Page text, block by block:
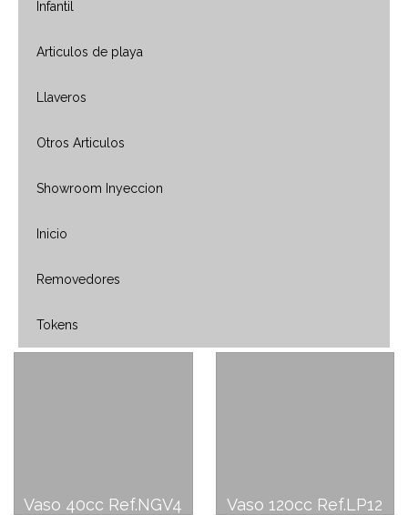
Infantil
Articulos de playa
Llaveros
Otros Articulos
Showroom Inyeccion
Inicio
Removedores
Tokens
Vaso 40cc Ref.NGV4 Vaso 120cc Ref.LP12